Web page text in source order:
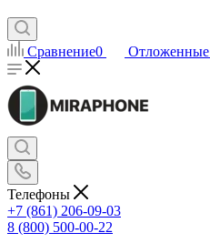
Сравнение0 Отложенные
Телефоны
+7 (861) 206-09-03
8 (800) 500-00-22